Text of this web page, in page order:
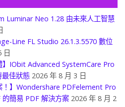
Luminar Neo 1.28 由未來人工智慧
Line FL Studio 26.1.3.5570 數位
日
IObit Advanced SystemCare Pro
最佳狀態 2026 年 8 月 3 日
】Wondershare PDFelement Pro
的簡易 PDF 解決方案 2026 年 8 月 2